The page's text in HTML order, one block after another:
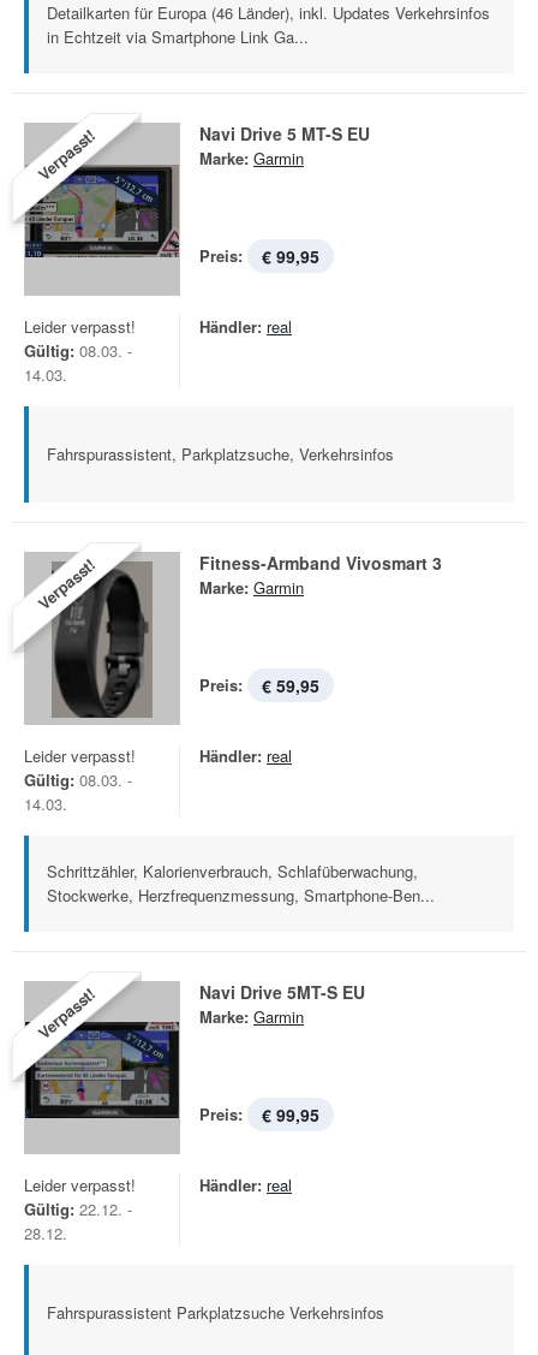
Detailkarten für Europa (46 Länder), inkl. Updates Verkehrsinfos
in Echtzeit via Smartphone Link Ga...
Verpasst! Navi Drive 5 MT-S EU
Marke: Garmin
Preis: € 99,95
Leider verpasst!
Gültig: 08.03. -
14.03.
Händler: real
Fahrspurassistent, Parkplatzsuche, Verkehrsinfos
Verpasst! Fitness-Armband Vivosmart 3
Marke: Garmin
Preis: € 59,95
Leider verpasst!
Gültig: 08.03. -
14.03.
Händler: real
Schrittzähler, Kalorienverbrauch, Schlafüberwachung,
Stockwerke, Herzfrequenzmessung, Smartphone-Ben...
Verpasst! Navi Drive 5MT-S EU
Marke: Garmin
Preis: € 99,95
Leider verpasst!
Gültig: 22.12. -
28.12.
Händler: real
Fahrspurassistent Parkplatzsuche Verkehrsinfos